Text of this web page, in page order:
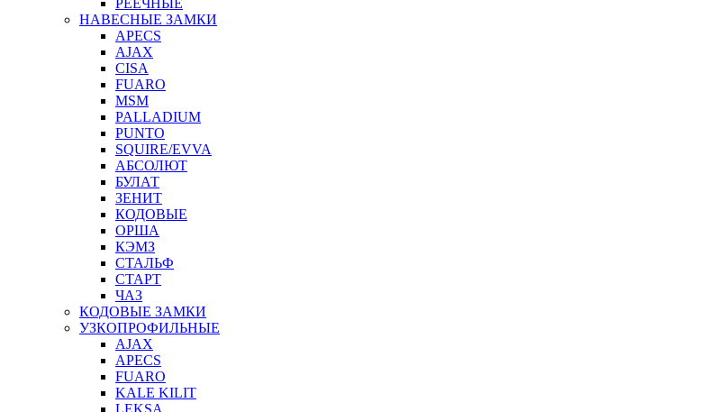
НАВЕСНЫЕ ЗАМКИ
APECS
AJAX
CISA
FUARO
MSM
PALLADIUM
PUNTO
SQUIRE/EVVA
АБСОЛЮТ
БУЛАТ
ЗЕНИТ
КОДОВЫЕ
ОРША
КЭМЗ
СТАЛЬФ
СТАРТ
ЧАЗ
КОДОВЫЕ ЗАМКИ
УЗКОПРОФИЛЬНЫЕ
AJAX
APECS
FUARO
KALE KILIT
LEKSA